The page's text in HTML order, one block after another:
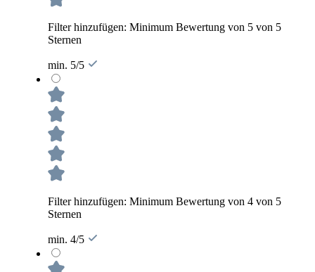
Filter hinzufügen: Minimum Bewertung von 5 von 5
Sternen
min. 5/5
Filter hinzufügen: Minimum Bewertung von 4 von 5
Sternen
min. 4/5